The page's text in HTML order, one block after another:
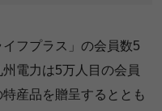
フプラス」の会員数5
電力は5万人目の会員
産品を贈呈するととも